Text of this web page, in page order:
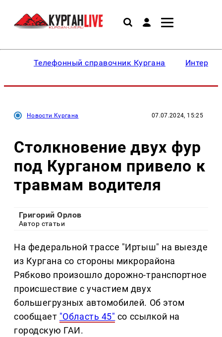
Телефонный справочник Кургана
Новости Кургана 07.07.2024, 15:25
Столкновение двух фур
под Курганом привело к
травмам водителя
Григорий Орлов
Автор статьи
На федеральной трассе "Иртыш" на выезде
из Кургана со стороны микрорайона
Рябково произошло дорожно-транспортное
происшествие с участием двух
большегрузных автомобилей. Об этом
сообщает "Область 45" со ссылкой на
городскую ГАИ.